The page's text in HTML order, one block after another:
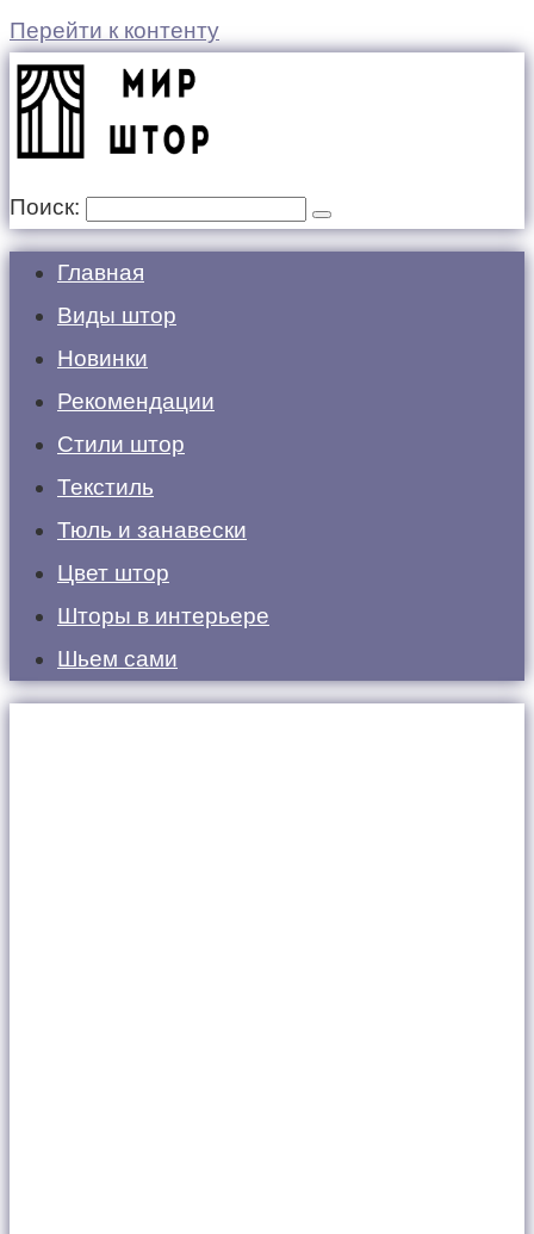
Перейти к контенту
Поиск:
Главная
Виды штор
Новинки
Рекомендации
Стили штор
Текстиль
Тюль и занавески
Цвет штор
Шторы в интерьере
Шьем сами